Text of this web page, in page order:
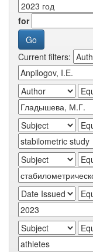
for
Current filters: